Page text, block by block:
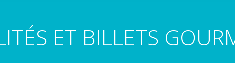
ET BILLETS